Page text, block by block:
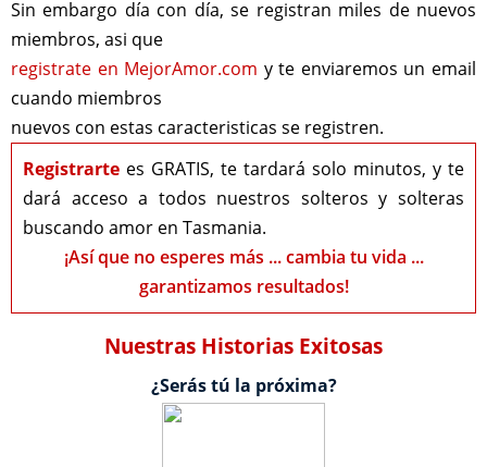
Sin embargo día con día, se registran miles de nuevos
miembros, asi que
registrate en MejorAmor.com y te enviaremos un email
cuando miembros
nuevos con estas caracteristicas se registren.
Registrarte es GRATIS, te tardará solo minutos, y te
dará acceso a todos nuestros solteros y solteras
buscando amor en Tasmania.
¡Así que no esperes más ... cambia tu vida ...
garantizamos resultados!
Nuestras Historias Exitosas
¿Serás tú la próxima?